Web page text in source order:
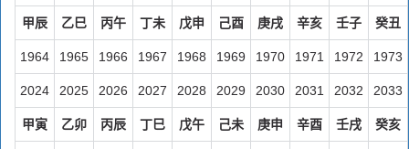
甲辰 乙巳 丙午 丁未 戊申 己酉 庚戌 辛亥 壬子 癸丑
1964 1965 1966 1967 1968 1969 1970 1971 1972 1973
2024 2025 2026 2027 2028 2029 2030 2031 2032 2033
甲寅 乙卯 丙辰 丁巳 戊午 己未 庚申 辛酉 壬戌 癸亥